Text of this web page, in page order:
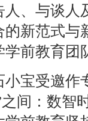
、与谈人
新范式与
前教育团
宝受邀作
间：数智